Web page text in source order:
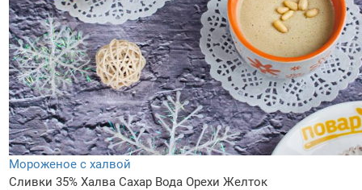
Мороженое с халвой
Сливки 35% Халва Сахар Вода Орехи Желток